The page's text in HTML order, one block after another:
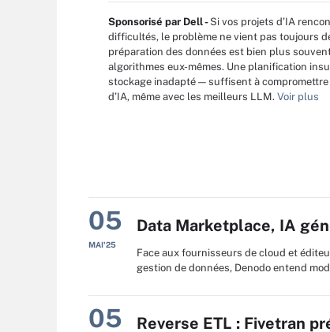
Sponsorisé par Dell - Si vos projets d’IA
difficultés, le problème ne vient pas toujours
préparation des données est bien plus
algorithmes eux-mêmes. Une planification
stockage inadapté — suffisent à
d’IA, même avec les meilleurs LLM. Voir plus
05
MAI'25
Data Marketplace, IA
Face aux fournisseurs de cloud et
gestion de données, Denodo entend
05 Reverse ETL : Fivetran